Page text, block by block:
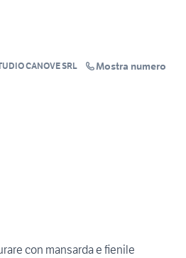
CANOVE SRL Mostra numero
con mansarda e fienile